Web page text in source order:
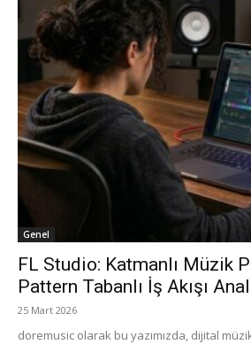
Genel
FL Studio: Katmanlı Müzik
Pattern Tabanlı İş Akışı
25 Mart 2026
doremusic olarak bu yazımızda, dijital